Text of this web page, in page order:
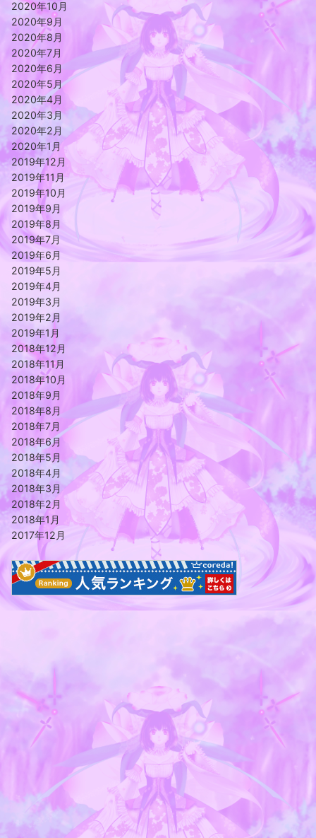
2020年10月
2020年9月
2020年8月
2020年7月
2020年6月
2020年5月
2020年4月
2020年3月
2020年2月
2020年1月
2019年12月
2019年11月
2019年10月
2019年9月
2019年8月
2019年7月
2019年6月
2019年5月
2019年4月
2019年3月
2019年2月
2019年1月
2018年12月
2018年11月
2018年10月
2018年9月
2018年8月
2018年7月
2018年6月
2018年5月
2018年4月
2018年3月
2018年2月
2018年1月
2017年12月